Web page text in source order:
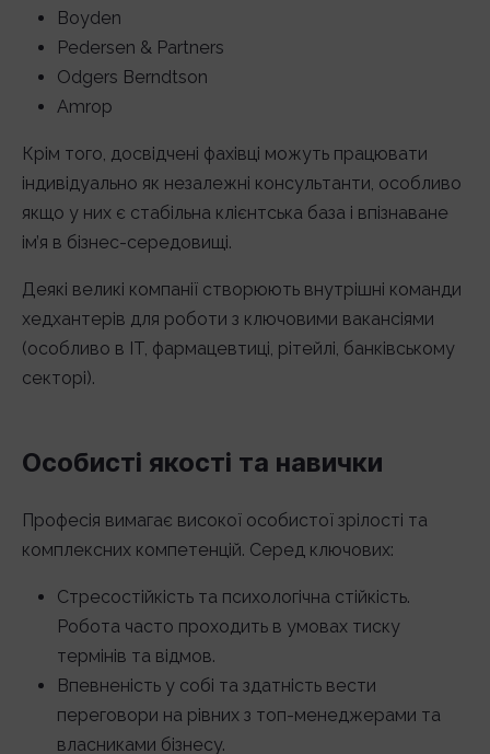
Boyden
Pedersen & Partners
Odgers Berndtson
Amrop
Крім того, досвідчені фахівці можуть працювати
індивідуально як незалежні консультанти, особливо
якщо у них є стабільна клієнтська база і впізнаване
ім’я в бізнес-середовищі.
Деякі великі компанії створюють внутрішні команди
хедхантерів для роботи з ключовими вакансіями
(особливо в IT, фармацевтиці, рітейлі, банківському
секторі).
Особисті якості та навички
Професія вимагає високої особистої зрілості та
комплексних компетенцій. Серед ключових:
Стресостійкість та психологічна стійкість.
Робота часто проходить в умовах тиску
термінів та відмов.
Впевненість у собі та здатність вести
переговори на рівних з топ-менеджерами та
власниками бізнесу.